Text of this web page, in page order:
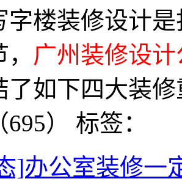
字楼装修设计
广州装修设
了如下四大装
） 标签：
]办公室装修一